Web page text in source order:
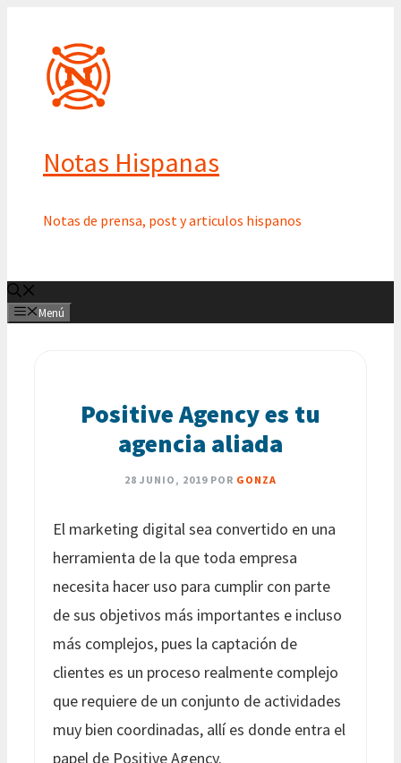
contenido
Notas Hispanas
Notas de prensa, post y articulos hispanos
Menú
Positive Agency es tu
agencia aliada
28 JUNIO, 2019 POR GONZA
El marketing digital sea convertido en una
herramienta de la que toda empresa
necesita hacer uso para cumplir con parte
de sus objetivos más importantes e incluso
más complejos, pues la captación de
clientes es un proceso realmente complejo
que requiere de un conjunto de actividades
muy bien coordinadas, allí es donde entra el
papel de Positive Agency.